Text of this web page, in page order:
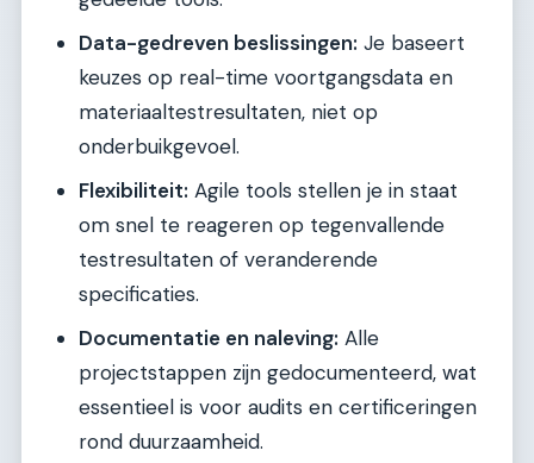
Data-gedreven beslissingen: Je baseert
keuzes op real-time voortgangsdata en
materiaaltestresultaten, niet op
onderbuikgevoel.
Flexibiliteit: Agile tools stellen je in staat
om snel te reageren op tegenvallende
testresultaten of veranderende
specificaties.
Documentatie en naleving: Alle
projectstappen zijn gedocumenteerd, wat
essentieel is voor audits en certificeringen
rond duurzaamheid.